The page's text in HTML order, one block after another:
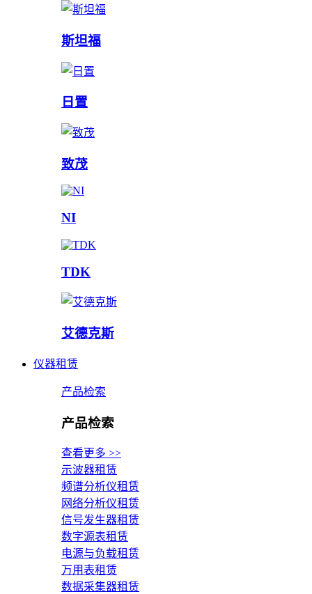
斯坦福
日置
致茂
NI
TDK
艾德克斯
仪器租赁
产品检索
产品检索
查看更多 >>
示波器租赁
频谱分析仪租赁
网络分析仪租赁
信号发生器租赁
数字源表租赁
电源与负载租赁
万用表租赁
数据采集器租赁